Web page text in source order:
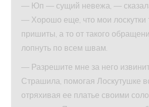
— Юп — сущий невежа, —
— Хорошо еще, что мои лоскутки
пришиты, а то от такого
лопнуть по всем швам.
— Разрешите мне за него
Страшила, помогая Лоскутушке
отряхивая ее платье своими